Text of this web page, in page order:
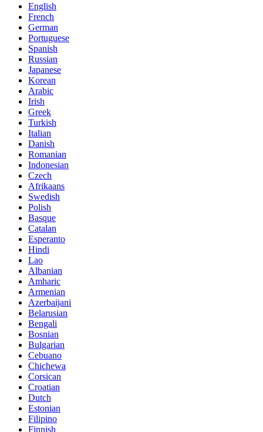
English
French
German
Portuguese
Spanish
Russian
Japanese
Korean
Arabic
Irish
Greek
Turkish
Italian
Danish
Romanian
Indonesian
Czech
Afrikaans
Swedish
Polish
Basque
Catalan
Esperanto
Hindi
Lao
Albanian
Amharic
Armenian
Azerbaijani
Belarusian
Bengali
Bosnian
Bulgarian
Cebuano
Chichewa
Corsican
Croatian
Dutch
Estonian
Filipino
Finnish